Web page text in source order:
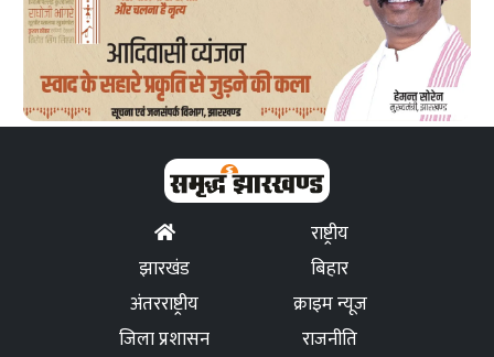
राष्ट्रीय
झारखंड
बिहार
अंतरराष्ट्रीय
क्राइम न्यूज
जिला प्रशासन
राजनीति